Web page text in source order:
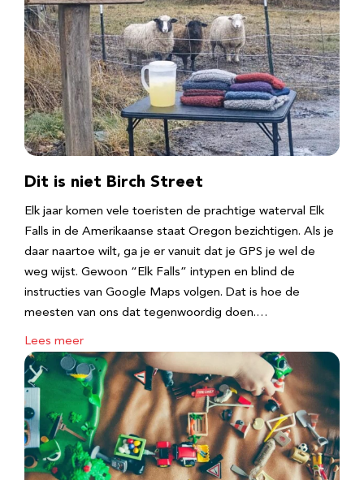
Dit is niet Birch Street
Elk jaar komen vele toeristen de prachtige waterval Elk
Falls in de Amerikaanse staat Oregon bezichtigen. Als je
daar naartoe wilt, ga je er vanuit dat je GPS je wel de
weg wijst. Gewoon “Elk Falls” intypen en blind de
instructies van Google Maps volgen. Dat is hoe de
meesten van ons dat tegenwoordig doen.…
Lees meer